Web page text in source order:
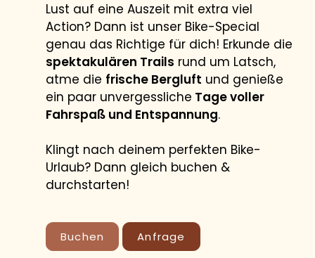
PREIS BERECHNEN
Lust auf eine Auszeit mit extra viel
Action? Dann ist unser Bike-Special
genau das Richtige für dich! Erkunde die
spektakulären Trails rund um Latsch,
atme die frische Bergluft und genieße
ein paar unvergessliche Tage voller
Fahrspaß und Entspannung.
Klingt nach deinem perfekten Bike-
Urlaub? Dann gleich buchen &
durchstarten!
Buchen Anfrage